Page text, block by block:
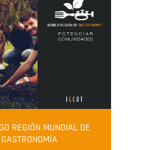
REGIÓN MUNDIAL DE
GASTRONOMÍA